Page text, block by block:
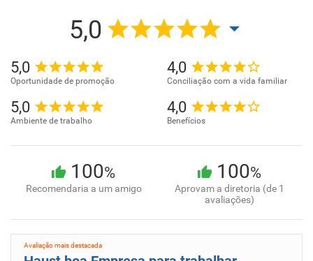
5,0
5,0
Oportunidade de promoção
4,0
Conciliação com a vida familiar
5,0
Ambiente de trabalho
4,0
Benefícios
100%
Recomendaria a um amigo
100%
Aprovam a diretoria (de 1
avaliações)
Avaliação mais destacada